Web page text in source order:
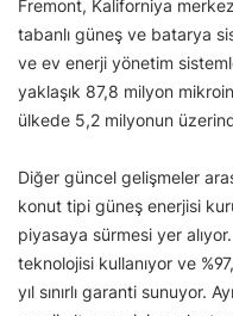
Fremont, Kaliforniya
tabanlı güneş ve batarya
ve ev enerji yönetim
yaklaşık 87,8 milyon
ülkede 5,2 milyonun
Diğer güncel gelişmeler
konut tipi güneş enerjisi
piyasaya sürmesi yer
teknolojisi kullanıyor ve
yıl sınırlı garanti sunuyor.